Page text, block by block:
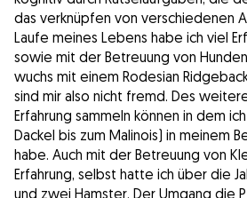
das verknüpfen von verschiedenen
Laufe meines Lebens habe ich viel
sowie mit der Betreuung von
wuchs mit einem Rodesian
sind mir also nicht fremd. Des
Erfahrung sammeln können in dem
Dackel bis zum Malinois) in meinem
habe. Auch mit der Betreuung von
Erfahrung, selbst hatte ich über die
und zwei Hamster. Der Umgang die